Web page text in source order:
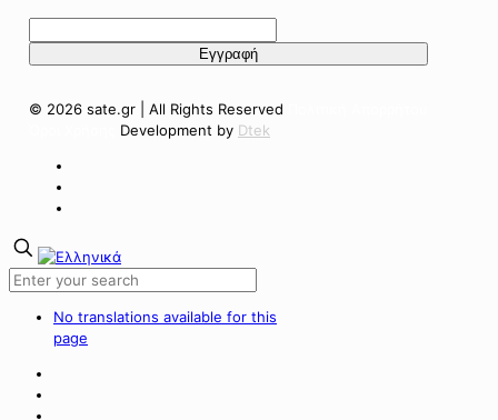
© 2026 sate.gr | All Rights Reserved
Development by Dtek
No translations available for this
page